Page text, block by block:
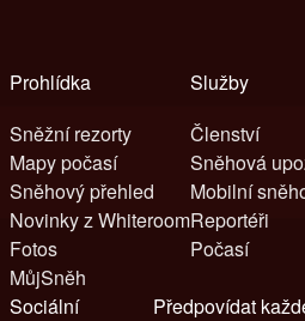
Prohlídka
Sněžní rezorty
Mapy počasí
Sněhový přehled
Novinky z Whiteroom
Fotos
MůjSněh
Služby
Členství
Sněhová
Mobilní
Reportéři
Počasí
Sociální
Předpovídat